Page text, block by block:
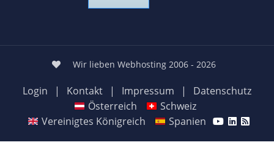
Wir lieben Webhosting 2006 - 2026
Login | Kontakt | Impressum |
Datenschutz
Österreich
Schweiz
Vereinigtes Königreich
Spanien